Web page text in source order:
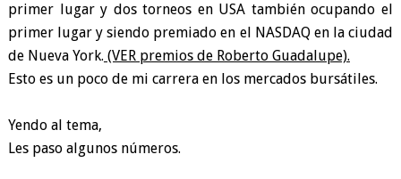
primer lugar y dos torneos en USA también ocupando el
primer lugar y siendo premiado en el NASDAQ en la ciudad
de Nueva York. (VER premios de Roberto Guadalupe).
Esto es un poco de mi carrera en los mercados bursátiles.
Yendo al tema,
Les paso algunos números.